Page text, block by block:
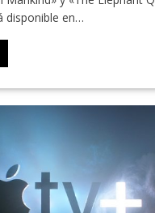
disponible en…